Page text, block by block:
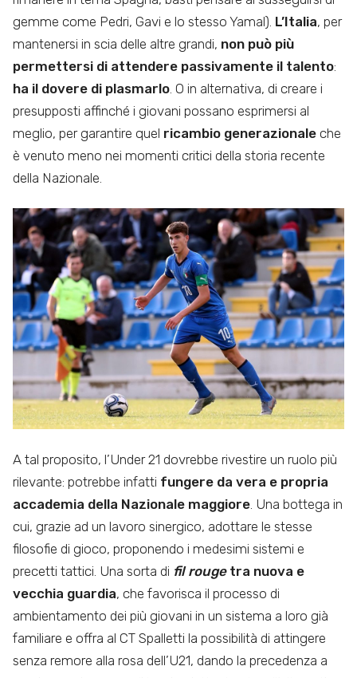
gemme come Pedri, Gavi e lo stesso Yamal). L’Italia, per
mantenersi in scia delle altre grandi, non può più
permettersi di attendere passivamente il talento:
ha il dovere di plasmarlo . O in alternativa, di creare i
presupposti affinché i giovani possano esprimersi al
meglio, per garantire quel ricambio generazionale che
è venuto meno nei momenti critici della storia recente
della Nazionale.
A tal proposito, l’Under 21 dovrebbe rivestire un ruolo più
rilevante: potrebbe infatti fungere da vera e propria
accademia della Nazionale maggiore . Una bottega in
cui, grazie ad un lavoro sinergico, adottare le stesse
filosofie di gioco, proponendo i medesimi sistemi e
precetti tattici. Una sorta di fil rouge tra nuova e
vecchia guardia, che favorisca il processo di
ambientamento dei più giovani in un sistema a loro già
familiare e offra al CT Spalletti la possibilità di attingere
senza remore alla rosa dell’U21, dando la precedenza a